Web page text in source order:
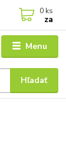
Menu
Hľadať
0 ks
za